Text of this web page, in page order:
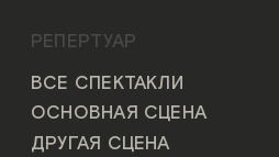
РЕПЕРТУАР
ВСЕ СПЕКТАКЛИ
ОСНОВНАЯ СЦЕНА
ДРУГАЯ СЦЕНА